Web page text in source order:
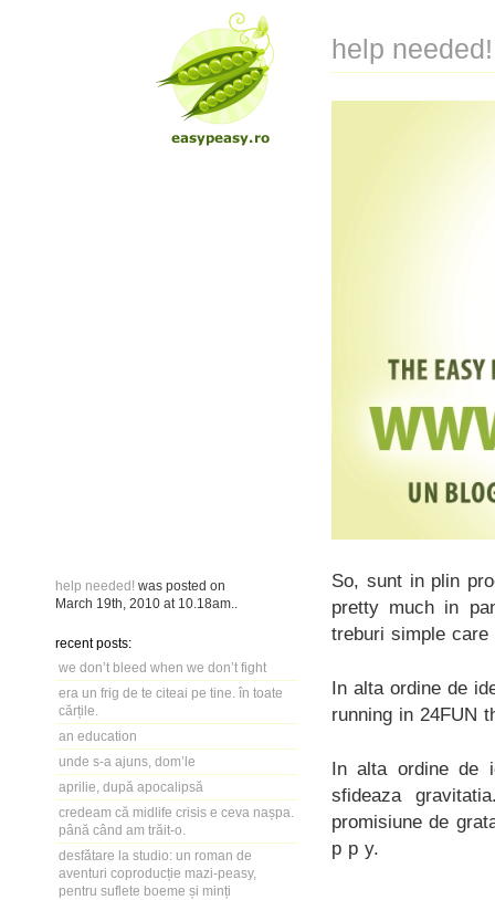
help needed! was posted on
March 19th, 2010 at 10.18am
recent posts:
we don’t bleed when we don’t fight
era un frig de te citeai pe tine. în toate
cărțile.
an education
unde s-a ajuns, dom’le
aprilie, după apocalipsă
credeam că midlife crisis e ceva nașpa.
până când am trăit-o.
desfătare la studio: un roman de
aventuri coproducție mazi-peasy,
pentru suflete boeme și minți
help needed!
So, sunt in plin
pretty much in
treburi simple
In alta ordine de
running in 24FUN
In alta ordine de
sfideaza
promisiune de
p p y.